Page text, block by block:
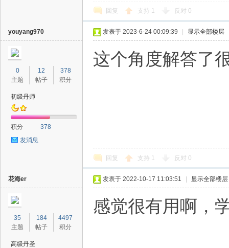
回复 支持 1 反对 0
youyang970
0
主题
12
帖子
378
积分
初级丹师
积分
378
发消息
发表于 2023-6-24 00:09:39 显示全部楼层
这个角度解答了
回复 支持 1 反对 0
花海er
35
主题
184
帖子
4497
积分
高级丹圣
发表于 2022-10-17 11:03:51 显示全部楼层
感觉很有用啊，